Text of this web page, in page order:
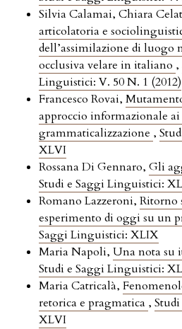
Silvia Calamai, Chiara
articolatoria e
dell’assimilazione di luogo
occlusiva velare in italiano ,
Linguistici: V. 50 N. 1 (2012)
Francesco Rovai,
approccio informazionale ai
grammaticalizzazione ,
XLVI
Rossana Di Gennaro, Gli
Studi e Saggi Linguistici:
Romano Lazzeroni, Ritorno
esperimento di oggi su un
Saggi Linguistici: XLIX
Maria Napoli, Una nota su
Studi e Saggi Linguistici:
Maria Catricalà,
retorica e pragmatica ,
XLVI